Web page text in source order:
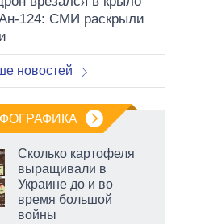
Ан-124: СМИ раскрыли
новостей
Сколько картофеля
выращивали в
Украине до и во
время большой
войны